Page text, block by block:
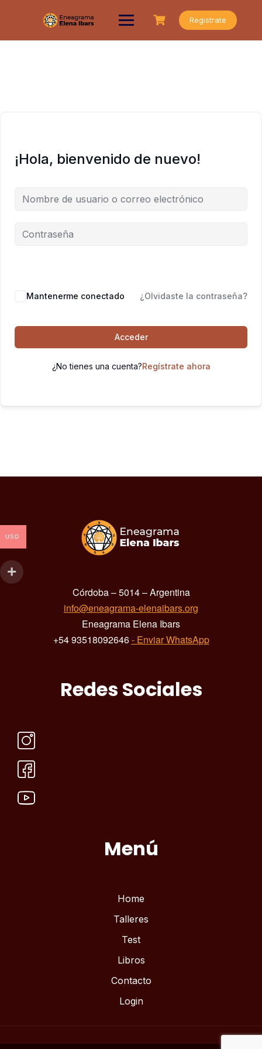
Registrate
¡Hola, bienvenido de nuevo!
Mantenerme conectado ¿Olvidaste la contraseña?
Acceder
¿No tienes una cuenta?Regístrate ahora
Córdoba – 5014 – Argentina
info@eneagrama-elenaibars.org
Eneagrama Elena Ibars
+54 93518092646- Enviar WhatsApp
Redes Sociales
Menú
Home
Talleres
Test
Libros
Contacto
Login
USD